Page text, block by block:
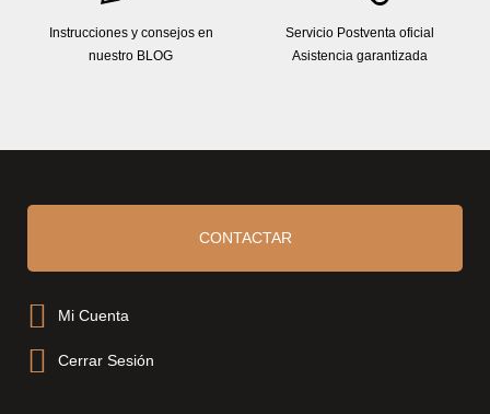
Instrucciones y consejos en
nuestro BLOG
Servicio Postventa oficial
Asistencia garantizada
CONTACTAR
Mi Cuenta
Cerrar Sesión